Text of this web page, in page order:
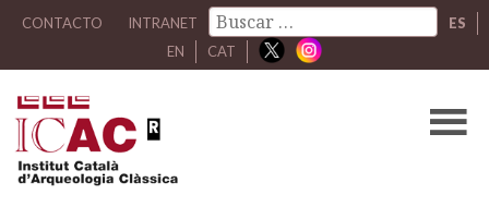
CONTACTO INTRANET
ES
EN
CAT